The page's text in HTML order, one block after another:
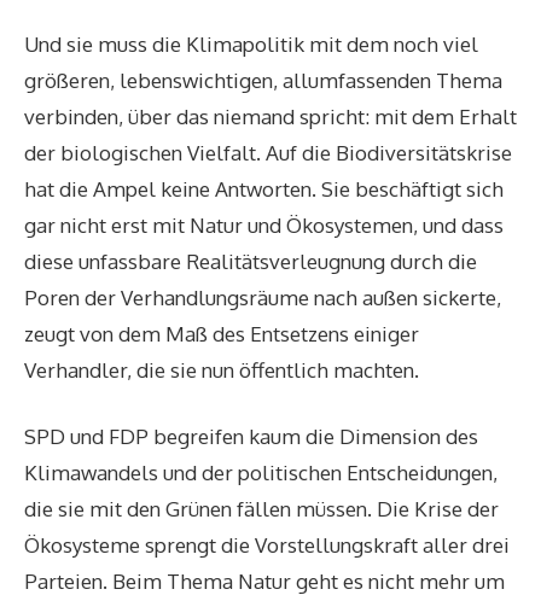
Und sie muss die Klimapolitik mit dem noch viel
größeren, lebenswichtigen, allumfassenden Thema
verbinden, über das niemand spricht: mit dem Erhalt
der biologischen Vielfalt. Auf die Biodiversitätskrise
hat die Ampel keine Antworten. Sie beschäftigt sich
gar nicht erst mit Natur und Ökosystemen, und dass
diese unfassbare Realitätsverleugnung durch die
Poren der Verhandlungsräume nach außen sickerte,
zeugt von dem Maß des Entsetzens einiger
Verhandler, die sie nun öffentlich machten.
SPD und FDP begreifen kaum die Dimension des
Klimawandels und der politischen Entscheidungen,
die sie mit den Grünen fällen müssen. Die Krise der
Ökosysteme sprengt die Vorstellungskraft aller drei
Parteien. Beim Thema Natur geht es nicht mehr um